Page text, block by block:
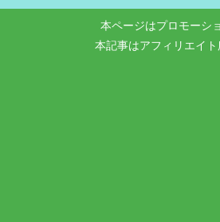
本ページはプロモーシ
本記事はアフィリエイト